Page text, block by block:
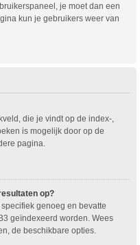
je moet dan een
kun je gebruikers weer van
die je vindt op de index-,
is mogelijk door op de
pagina.
op?
genoeg en bevatte
geïndexeerd worden. Wees
de beschikbare opties.